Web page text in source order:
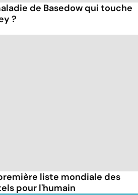
de Basedow qui touche
?
liste mondiale des
pour l'humain